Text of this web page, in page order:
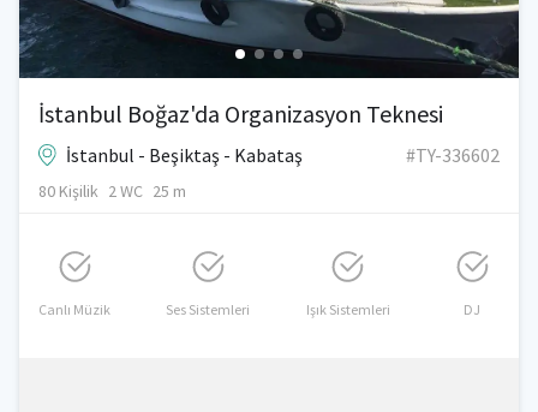
İstanbul Boğaz'da Organizasyon Teknesi
İstanbul - Beşiktaş - Kabataş #TY-336602
80 Kişilik 2 WC 25 m
Canlı Müzik Ses Sistemleri Işık Sistemleri DJ